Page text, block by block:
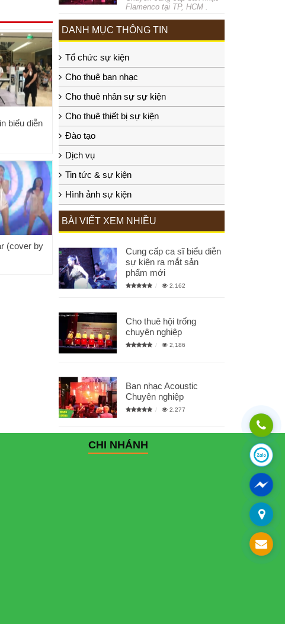
biểu diễn
(cover by
Flamenco tại TP, HCM .
DANH MỤC THÔNG TIN
Tổ chức sự kiện
Cho thuê ban nhạc
Cho thuê nhân sự sự kiện
Cho thuê thiết bị sự kiện
Đào tạo
Dịch vụ
Tin tức & sự kiện
Hình ảnh sự kiện
BÀI VIẾT XEM NHIỀU
Cung cấp ca sĩ biểu diễn
sự kiện ra mắt sản
phẩm mới
2,162
Cho thuê hội trống
chuyên nghiệp
2,186
Ban nhạc Acoustic
Chuyên nghiệp
2,277
CHI NHÁNH